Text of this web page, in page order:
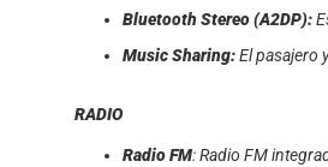
Bluetooth Stereo (A2DP):
Music Sharing:El pasajero
RADIO
Radio FM: Radio FM